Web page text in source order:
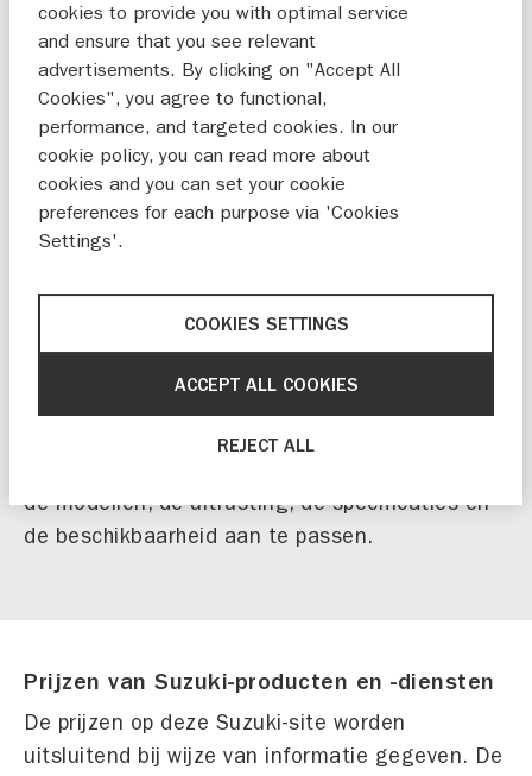
promotiecampagnes op deze site gelden alleen
voor de landen waarnaar in de betreffende
campagne specifiek wordt verwezen. Indien
voor een promotiecampagne specifieke
voorwaarden gelden kunnen deze nagelezen
worden in de betreffende actievoorwaarden.
Alle inlichtingen op deze site worden uitsluitend
bij wijze van informatie gegeven. Deze site mag
informatie die je bij een erkende Suzuki-dealer
kunt vinden.
mogelijk. Suzuki behoudt zich wel het recht voor
de modellen, de uitrusting, de specificaties en
de beschikbaarheid aan te passen.
Prijzen van Suzuki-producten en -diensten
De prijzen op deze Suzuki-site worden
uitsluitend bij wijze van informatie gegeven. De
cookies to provide you with optimal service
and ensure that you see relevant
advertisements. By clicking on "Accept All
Cookies", you agree to functional,
performance, and targeted cookies. In our
cookie policy, you can read more about
cookies and you can set your cookie
preferences for each purpose via 'Cookies
Settings'.
COOKIES SETTINGS
REJECT ALL
ACCEPT ALL COOKIES